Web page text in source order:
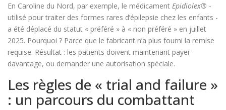
En Caroline du Nord, par exemple, le médicament Epidiolex® -
utilisé pour traiter des formes rares d’épilepsie chez les enfants -
a été déplacé du statut « préféré » à « non préféré » en juillet
2025. Pourquoi ? Parce que le fabricant n’a plus fourni la remise
requise. Résultat : les patients doivent maintenant payer
davantage, ou demander une autorisation spéciale.
Les règles de « trial and failure »
: un parcours du combattant